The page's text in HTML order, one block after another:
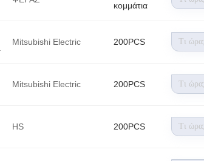
κομμάτια
Mitsubishi Electric 200PCS
Mitsubishi Electric 200PCS
HS 200PCS